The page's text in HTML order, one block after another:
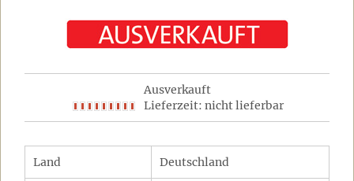
Ausverkauft
Lieferzeit: nicht lieferbar
Land Deutschland